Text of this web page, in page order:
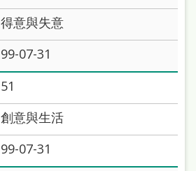
得意與失意
99-07-31
51
創意與生活
99-07-31